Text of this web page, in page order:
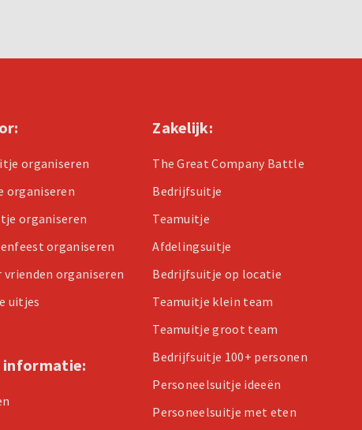
organiseren
organiseren
organiseren
organiseren
vrienden organiseren
uitjes
informatie:
Zakelijk:
The Great Company Battle
Bedrijfsuitje
Teamuitje
Afdelingsuitje
Bedrijfsuitje op locatie
Teamuitje klein team
Teamuitje groot team
Bedrijfsuitje 100+ personen
Personeelsuitje ideeën
Personeelsuitje met eten